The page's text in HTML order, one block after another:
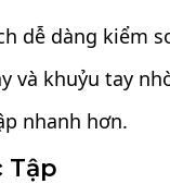
dễ dàng kiểm
và khuỷu tay
nhanh hơn.
Tập